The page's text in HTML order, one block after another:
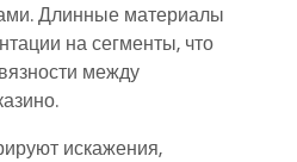
Длинные материалы
на сегменты, что
между
искажения,